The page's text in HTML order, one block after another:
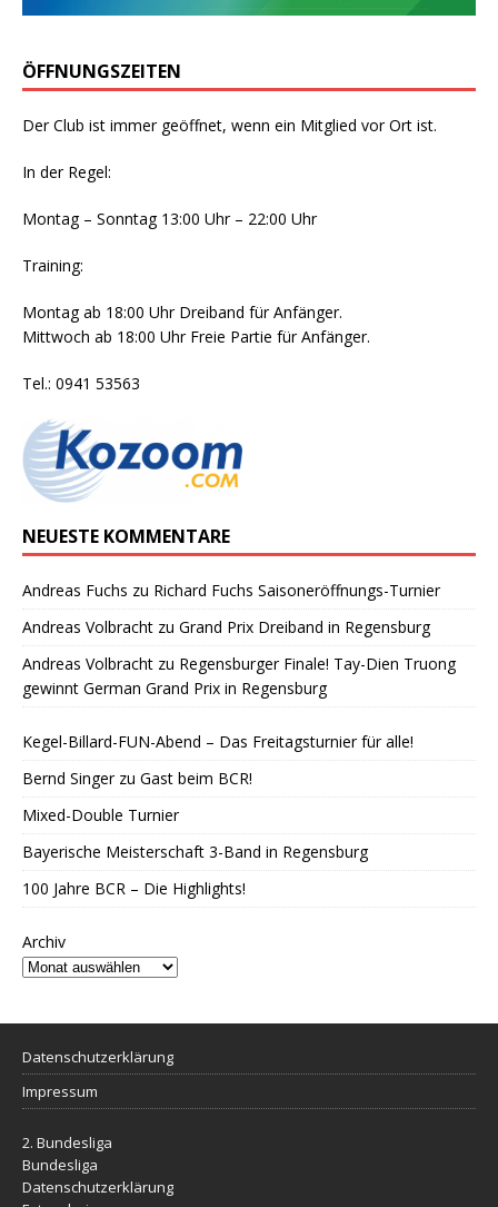
ÖFFNUNGSZEITEN
Der Club ist immer geöffnet, wenn ein Mitglied vor Ort ist.
In der Regel:
Montag – Sonntag 13:00 Uhr – 22:00 Uhr
Training:
Montag ab 18:00 Uhr Dreiband für Anfänger.
Mittwoch ab 18:00 Uhr Freie Partie für Anfänger.
Tel.: 0941 53563
NEUESTE KOMMENTARE
Andreas Fuchs zu Richard Fuchs Saisoneröffnungs-Turnier
Andreas Volbracht zu Grand Prix Dreiband in Regensburg
Andreas Volbracht zu Regensburger Finale! Tay-Dien Truong
gewinnt German Grand Prix in Regensburg
Kegel-Billard-FUN-Abend – Das Freitagsturnier für alle!
Bernd Singer zu Gast beim BCR!
Mixed-Double Turnier
Bayerische Meisterschaft 3-Band in Regensburg
100 Jahre BCR – Die Highlights!
Archiv
Datenschutzerklärung
Impressum
2. Bundesliga
Bundesliga
Datenschutzerklärung